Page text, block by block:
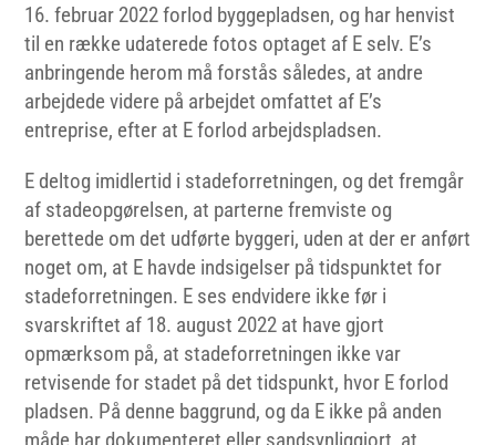
16. februar 2022 forlod byggepladsen, og har henvist
til en række udaterede fotos optaget af E selv. E’s
anbringende herom må forstås således, at andre
arbejdede videre på arbejdet omfattet af E’s
entreprise, efter at E forlod arbejdspladsen.
E deltog imidlertid i stadeforretningen, og det fremgår
af stadeopgørelsen, at parterne fremviste og
berettede om det udførte byggeri, uden at der er anført
noget om, at E havde indsigelser på tidspunktet for
stadeforretningen. E ses endvidere ikke før i
svarskriftet af 18. august 2022 at have gjort
opmærksom på, at stadeforretningen ikke var
retvisende for stadet på det tidspunkt, hvor E forlod
pladsen. På denne baggrund, og da E ikke på anden
måde har dokumenteret eller sandsynliggjort, at